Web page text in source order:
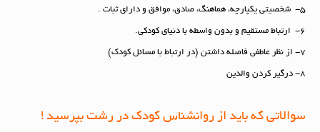
سوالاتی که باید از روانشناس کودک در رشت بپرسید !